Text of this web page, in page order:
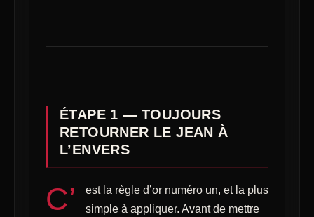
ÉTAPE 1 — TOUJOURS
RETOURNER LE JEAN À
L’ENVERS
C’
est la règle d’or numéro un, et la plus
simple à appliquer. Avant de mettre